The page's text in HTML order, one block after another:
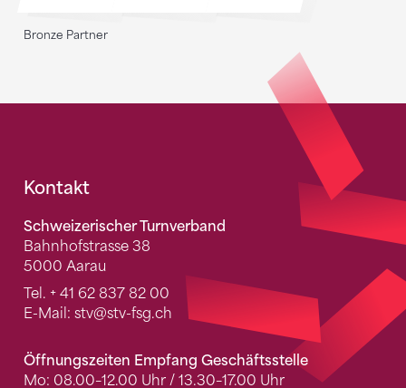
Bronze Partner
Fusszeile
Kontakt
Schweizerischer Turnverband
Bahnhofstrasse 38
5000 Aarau
Tel. + 41 62 837 82 00
E-Mail: stv@stv-fsg.ch
Öffnungszeiten Empfang Geschäftsstelle
Mo: 08.00–12.00 Uhr / 13.30–17.00 Uhr